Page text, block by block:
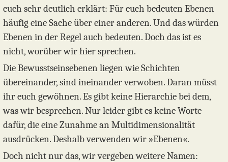
euch sehr deutlich erklärt: Für euch bedeuten Ebenen
häufig eine Sache über einer anderen. Und das würden
Ebenen in der Regel auch bedeuten. Doch das ist es
nicht, worüber wir hier sprechen.
Die Bewusstseinsebenen liegen wie Schichten
übereinander, sind ineinander verwoben. Daran müsst
ihr euch gewöhnen. Es gibt keine Hierarchie bei dem,
was wir besprechen. Nur leider gibt es keine Worte
dafür, die eine Zunahme an Multidimensionalität
ausdrücken. Deshalb verwenden wir »Ebenen«.
Doch nicht nur das, wir vergeben weitere Namen: